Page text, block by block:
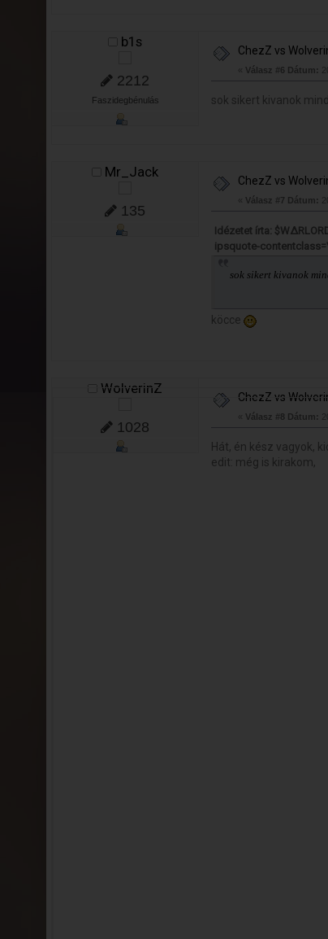
b1s
2212
Faszidegbénulás
ChezZ vs
« Válasz #6 Dátum:
sok sikert kivanok
Mr_Jack
135
ChezZ vs
« Válasz #7 Dátum:
Idézetet írta:
ipsquote-
sok sikert kivanok
köcce
WolverinZ
1028
ChezZ vs
« Válasz #8 Dátum:
Hát, én kész vagyok,
edit: még is kirakom,